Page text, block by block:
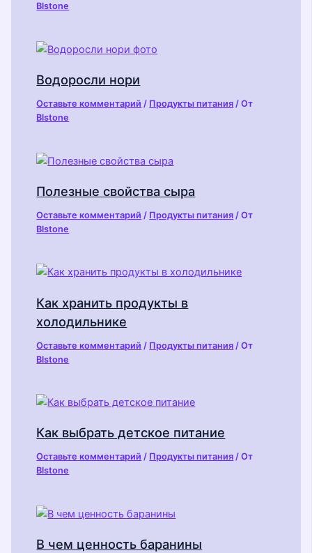
Blstone
Водоросли нори
Оставьте комментарий / Продукты питания / От
Blstone
Полезные свойства сыра
Оставьте комментарий / Продукты питания / От
Blstone
Как хранить продукты в
холодильнике
Оставьте комментарий / Продукты питания / От
Blstone
Как выбрать детское питание
Оставьте комментарий / Продукты питания / От
Blstone
В чем ценность баранины